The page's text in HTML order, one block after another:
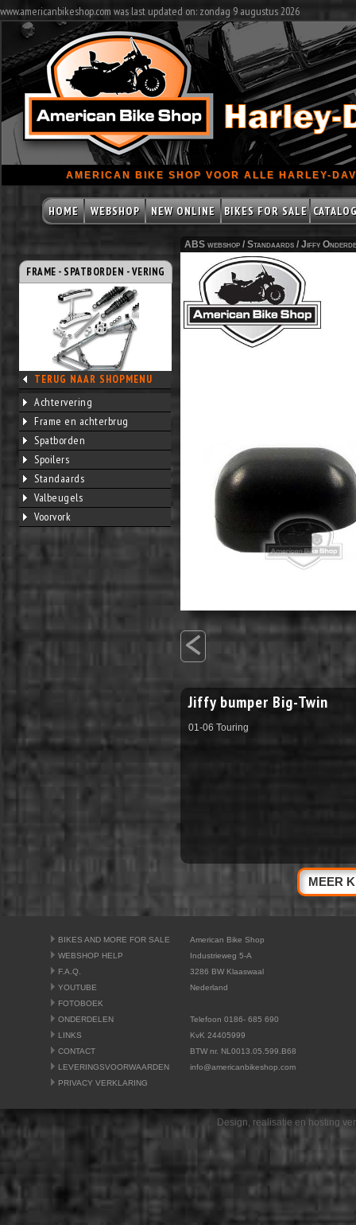
www.americanbikeshop.com was last updated on: zondag 9 augustus 2026
AMERICAN BIKE SHOP VOOR ALLE HARLEY-
HOME WEBSHOP NEW ONLINE BIKES FOR SALE
FRAME - SPATBORDEN - VERING
TERUG NAAR SHOPMENU
Achtervering
Frame en achterbrug
Spatborden
Spoilers
Standaards
Valbeugels
Voorvork
ABS webshop / Standaards / Jiffy
<
Jiffy bumper Big-Twin
01-06 Touring
MEER
BIKES AND MORE FOR SALE
WEBSHOP HELP
F.A.Q.
YOUTUBE
FOTOBOEK
ONDERDELEN
LINKS
CONTACT
LEVERINGSVOORWAARDEN
PRIVACY VERKLARING
American Bike Shop
Industrieweg 5-A
3286 BW Klaaswaal
Nederland
Telefoon 0186- 685 690
KvK 24405999
BTW nr. NL0013.05.599.B68
info@americanbikeshop.com
Design, realisatie en hosting